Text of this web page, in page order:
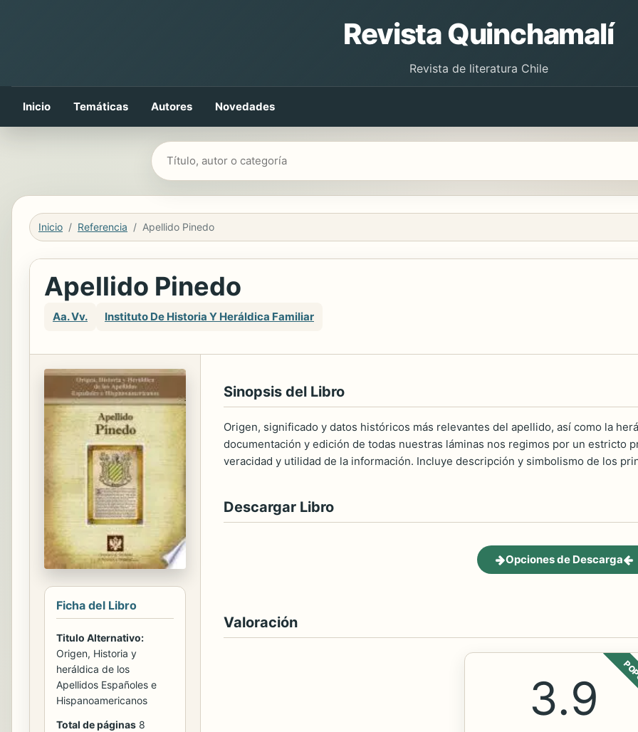
Revista Quinchamalí
Revista de literatura Chile
Inicio Temáticas Autores Novedades
Buscar libros
Inicio Referencia Apellido Pinedo
Apellido Pinedo
Aa. Vv. Instituto De Historia Y Heráldica Familiar
Ficha del Libro
Titulo Alternativo:
Origen, Historia y
heráldica de los
Apellidos Españoles e
Hispanoamericanos
Total de páginas 8
Sinopsis del Libro
Origen, significado y datos históricos más relevantes del apellido, así como la
documentación y edición de todas nuestras láminas nos regimos por un estricto
veracidad y utilidad de la información. Incluye descripción y simbolismo de los
Descargar Libro
Opciones de Descarga
Valoración
3.9